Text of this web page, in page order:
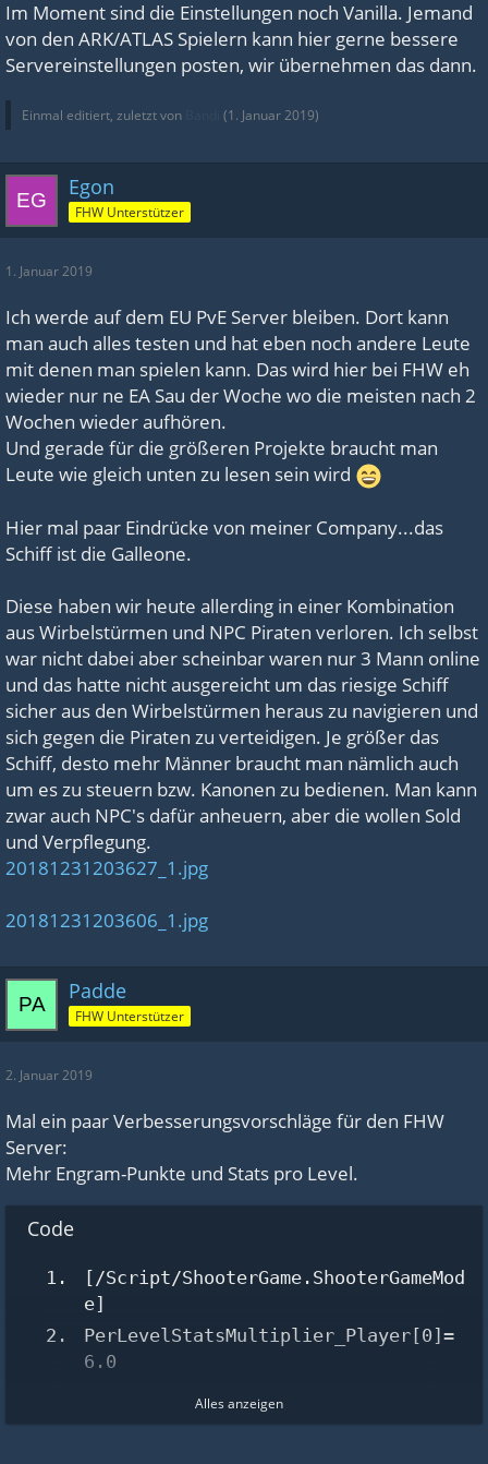
Im Moment sind die Einstellungen noch Vanilla. Jemand
von den ARK/ATLAS Spielern kann hier gerne bessere
Servereinstellungen posten, wir übernehmen das dann.
Einmal editiert, zuletzt von (1. Januar 2019)
Egon
FHW Unterstützer
1. Januar 2019
Ich werde auf dem EU PvE Server bleiben. Dort kann
man auch alles testen und hat eben noch andere Leute
mit denen man spielen kann. Das wird hier bei FHW eh
wieder nur ne EA Sau der Woche wo die meisten nach 2
Wochen wieder aufhören.
Und gerade für die größeren Projekte braucht man
Leute wie gleich unten zu lesen sein wird
Hier mal paar Eindrücke von meiner Company...das
Schiff ist die Galleone.
Diese haben wir heute allerding in einer Kombination
aus Wirbelstürmen und NPC Piraten verloren. Ich selbst
war nicht dabei aber scheinbar waren nur 3 Mann online
und das hatte nicht ausgereicht um das riesige Schiff
sicher aus den Wirbelstürmen heraus zu navigieren und
sich gegen die Piraten zu verteidigen. Je größer das
Schiff, desto mehr Männer braucht man nämlich auch
um es zu steuern bzw. Kanonen zu bedienen. Man kann
zwar auch NPC's dafür anheuern, aber die wollen Sold
und Verpflegung.
20181231203627_1.jpg
20181231203606_1.jpg
Padde
FHW Unterstützer
2. Januar 2019
Mal ein paar Verbesserungsvorschläge für den FHW
Server:
Mehr Engram-Punkte und Stats pro Level.
Code
[/Script/ShooterGame.ShooterGameMod
e]
PerLevelStatsMultiplier_Player[0]=
6.0
Alles anzeigen